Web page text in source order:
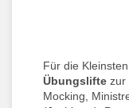
Für die
Übungslifte zur
Mocking,